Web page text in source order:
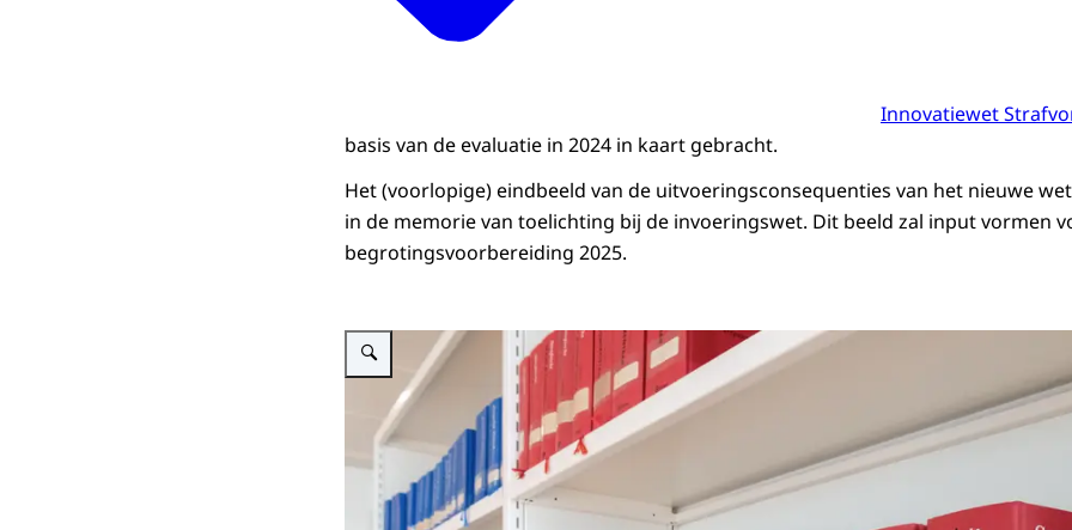
Innovatiewet
basis van de evaluatie in 2024 in kaart gebracht.
Het (voorlopige) eindbeeld van de uitvoeringsconsequenties van het nieuwe
in de memorie van toelichting bij de invoeringswet. Dit beeld zal input vormen
begrotingsvoorbereiding 2025.
Vergroot afbeelding Wetboeken bibliotheek